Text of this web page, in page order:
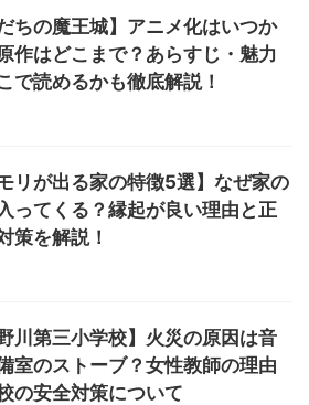
だちの魔王城】アニメ化はいつか
作はどこまで？あらすじ・魅力
で読めるかも徹底解説！
モリが出る家の特徴5選】なぜ家の
ってくる？縁起が良い理由と正
策を解説！
野川第三小学校】火災の原因は音
室のストーブ？女性教師の理由
の安全対策について